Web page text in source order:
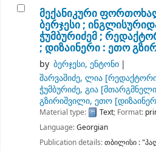
მექანიკური
ბერჯესი ;
ჭუმბურიძემ ;
; დიზაინერი : ეთო
by ბერჯესი, ენტონი
შარვაშიძე, ლია
ჭუმბურიძე, გია
გზირიშვილი, ეთო
Material type: Text; Format:
Language:Georgian
Publication details:თბილისი :